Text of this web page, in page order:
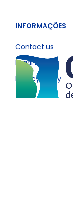
INFORMAÇÕES
Contact us
Legal notices
Privacy policy